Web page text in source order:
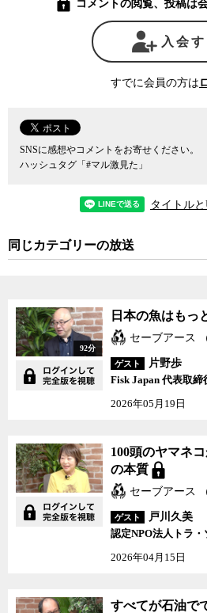
ニズムが解明されると同時に、19世紀
展したことで、香料の世界が大きく拡
粧品に利用されていた香料が近年、加
香剤や洗濯時の柔軟剤など生活の隅々
ものだったが、植物から香料成分を取
かる。そこで今日、香料の元となる物
物質が代替するようなっている。どの
ハウも、かなり高度なレベルまで判明
嗅覚は視覚や聴覚などとは異なり、大
支配する海馬領域や感情を支配する扁
なる化学物質の「匂い」情報はたちど
め、ある匂いを嗅いだ瞬間に、その匂
が蘇る「フラッシュバック」のような
匂いはその特性故に、特定の香りを嗅
分野やＱＯＬ向上に今後も「香り」が
が効果を上げているという報告もある。
しかし、その一方で、特に近年、洗濯
が使われているものが人気を博するよ
不快に感じる人が増えている。いわゆ
ラスメント＝匂いで相手を不快にさせ
物質に敏感な人が芳香剤の匂いによっ
て、学校の教室や職場などの狭い空間
コメントの閲覧、投稿は
入会
すでに会員の方は
SNSに感想やコメントをお寄せください。
ハッシュタグ「#マル激見た」
タイトル
同じカテゴリーの放送
92分
日本の魚はもっ
セーブアース
ゲスト
片野歩
Fisk Japan 代表取締
2026年05月19日
100頭のヤマネ
の本質
セーブアース
ゲスト
戸川久美
認定NPO法人トラ
2026年04月15日
すべてが石油で